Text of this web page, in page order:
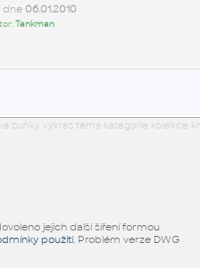
dne 06.01.2010
Tankman
buňky výkres téma kategorie kolekce
jejich další šíření formou
použití. Problém verze DWG